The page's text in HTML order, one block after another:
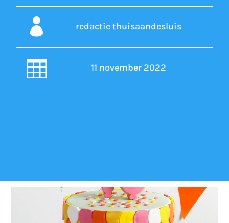
 redactie thuisaandesluis
 11 november 2022